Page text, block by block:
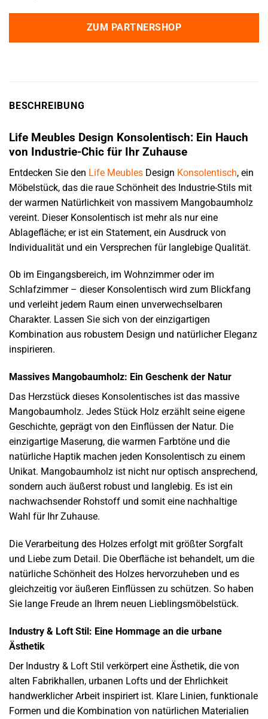
ZUM PARTNERSHOP
BESCHREIBUNG
Life Meubles Design Konsolentisch: Ein Hauch
von Industrie-Chic für Ihr Zuhause
Entdecken Sie den Life Meubles Design Konsolentisch, ein
Möbelstück, das die raue Schönheit des Industrie-Stils mit
der warmen Natürlichkeit von massivem Mangobaumholz
vereint. Dieser Konsolentisch ist mehr als nur eine
Ablagefläche; er ist ein Statement, ein Ausdruck von
Individualität und ein Versprechen für langlebige Qualität.
Ob im Eingangsbereich, im Wohnzimmer oder im
Schlafzimmer – dieser Konsolentisch wird zum Blickfang
und verleiht jedem Raum einen unverwechselbaren
Charakter. Lassen Sie sich von der einzigartigen
Kombination aus robustem Design und natürlicher Eleganz
inspirieren.
Massives Mangobaumholz: Ein Geschenk der Natur
Das Herzstück dieses Konsolentisches ist das massive
Mangobaumholz. Jedes Stück Holz erzählt seine eigene
Geschichte, geprägt von den Einflüssen der Natur. Die
einzigartige Maserung, die warmen Farbtöne und die
natürliche Haptik machen jeden Konsolentisch zu einem
Unikat. Mangobaumholz ist nicht nur optisch ansprechend,
sondern auch äußerst robust und langlebig. Es ist ein
nachwachsender Rohstoff und somit eine nachhaltige
Wahl für Ihr Zuhause.
Die Verarbeitung des Holzes erfolgt mit größter Sorgfalt
und Liebe zum Detail. Die Oberfläche ist behandelt, um die
natürliche Schönheit des Holzes hervorzuheben und es
gleichzeitig vor äußeren Einflüssen zu schützen. So haben
Sie lange Freude an Ihrem neuen Lieblingsmöbelstück.
Industry & Loft Stil: Eine Hommage an die urbane
Ästhetik
Der Industry & Loft Stil verkörpert eine Ästhetik, die von
alten Fabrikhallen, urbanen Lofts und der Ehrlichkeit
handwerklicher Arbeit inspiriert ist. Klare Linien, funktionale
Formen und die Kombination von natürlichen Materialien